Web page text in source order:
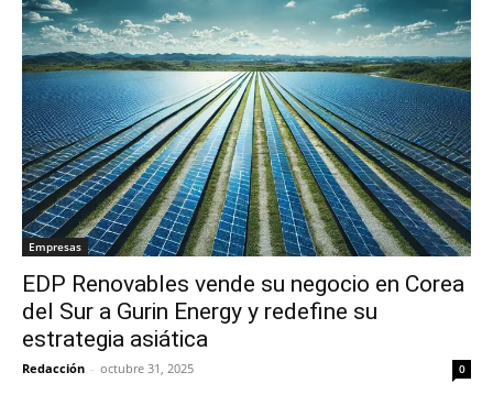
Empresas
EDP Renovables vende su negocio en Corea
del Sur a Gurin Energy y redefine su
estrategia asiática
Redacción - octubre 31, 2025 0